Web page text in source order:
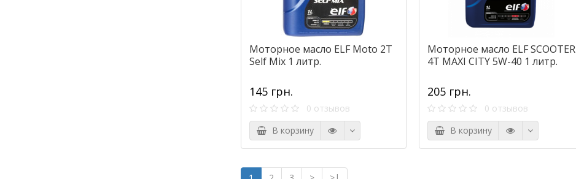
Моторное масло ELF Moto 2Т
Self Mix 1 литр.
145 грн.
0 отзывов
В корзину
Моторное масло ELF SCOOTER
4Т MAXI CITY 5W-40 1 литр.
205 грн.
0 отзывов
В корзину